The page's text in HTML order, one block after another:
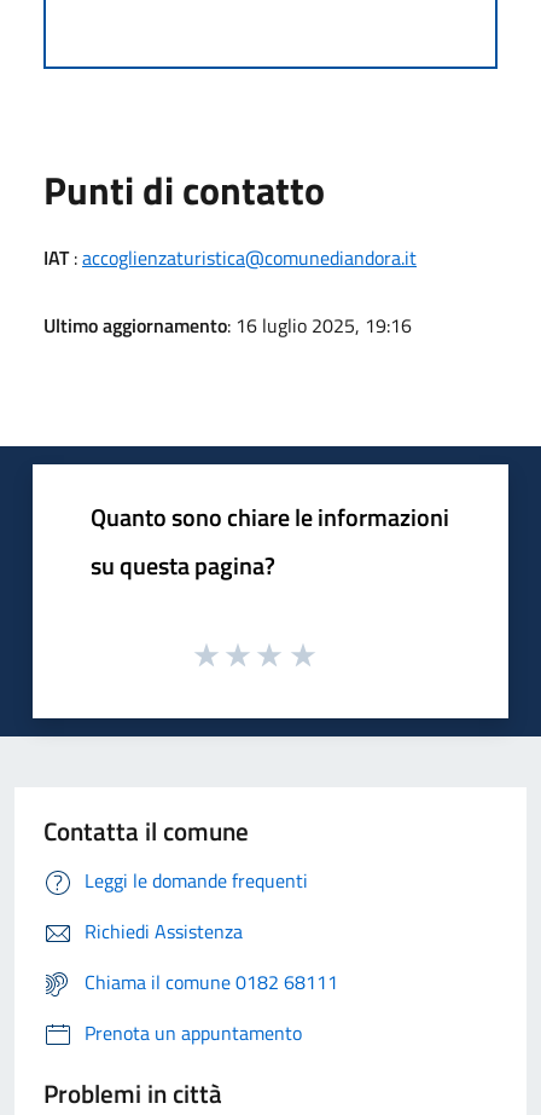
Punti di contatto
IAT:accoglienzaturistica@comunediandora.it
Ultimo aggiornamento: 16 luglio 2025, 19:16
Quanto sono chiare le informazioni
su questa pagina?
Contatta il comune
Leggi le domande frequenti
Richiedi Assistenza
Chiama il comune 0182 68111
Prenota un appuntamento
Problemi in città